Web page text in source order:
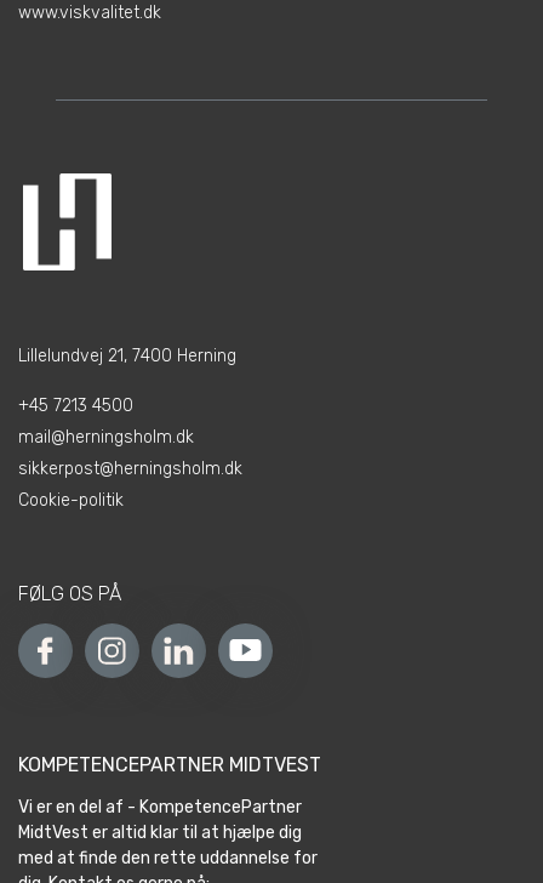
www.viskvalitet.dk
Lillelundvej 21, 7400 Herning
+45 7213 4500
mail@herningsholm.dk
sikkerpost@herningsholm.dk
Cookie-politik
FØLG OS PÅ
KOMPETENCEPARTNER MIDTVEST
Vi er en del af - KompetencePartner
MidtVest er altid klar til at hjælpe dig
med at finde den rette uddannelse for